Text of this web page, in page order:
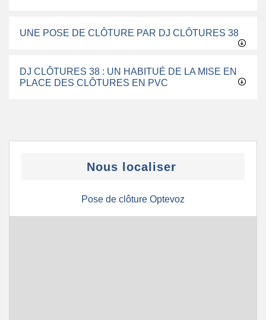
UNE POSE DE CLÔTURE PAR DJ CLÔTURES 38
DJ CLÔTURES 38 : UN HABITUÉ DE LA MISE EN
PLACE DES CLÔTURES EN PVC
Nous localiser
Pose de clôture Optevoz